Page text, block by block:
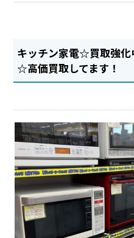
キッチン家電☆買取強
☆高価買取してます！